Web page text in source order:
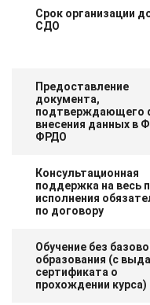
Срок организации
СДО
Предоставление
документа,
подтверждающего
внесения данных в
ФРДО
Консультационная
поддержка на весь
исполнения
по договору
Обучение без
образования (с
сертификата о
прохождении курса)